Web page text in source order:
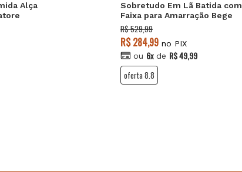
Alça
Sobretudo Em Lã Batida com
Faixa para Amarração Bege
Salvatore
R$ 529,99
R$ 284,99 no PIX
ou 6x de R$ 49,99
oferta 8.8